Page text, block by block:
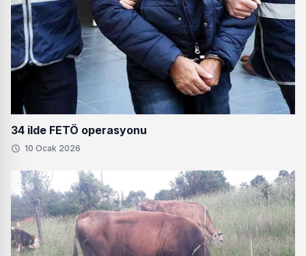
34 ilde FETÖ operasyonu
10 Ocak 2026